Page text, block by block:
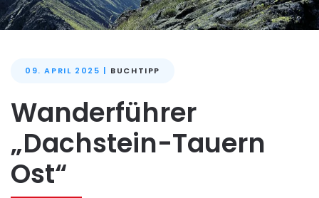
09. APRIL 2025 | BUCHTIPP
Wanderführer
„Dachstein-Tauern
Ost“